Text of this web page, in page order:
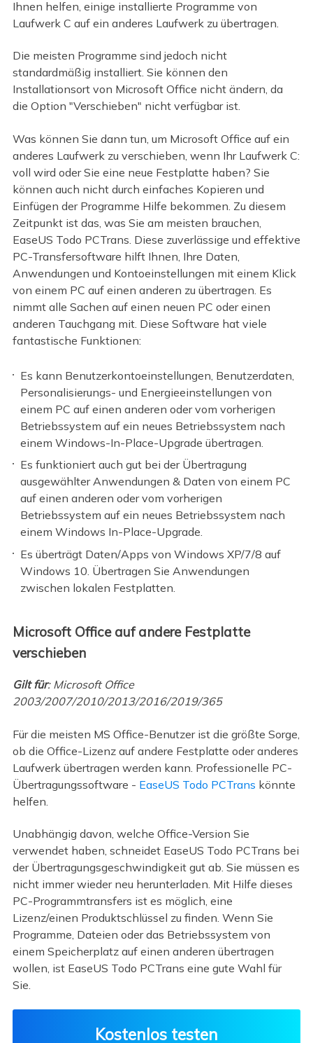
Ihnen helfen, einige installierte Programme von
Laufwerk C auf ein anderes Laufwerk zu übertragen.
Die meisten Programme sind jedoch nicht
standardmäßig installiert. Sie können den
Installationsort von Microsoft Office nicht ändern, da
die Option "Verschieben" nicht verfügbar ist.
Was können Sie dann tun, um Microsoft Office auf ein
anderes Laufwerk zu verschieben, wenn Ihr Laufwerk C:
voll wird oder Sie eine neue Festplatte haben? Sie
können auch nicht durch einfaches Kopieren und
Einfügen der Programme Hilfe bekommen. Zu diesem
Zeitpunkt ist das, was Sie am meisten brauchen,
EaseUS Todo PCTrans. Diese zuverlässige und effektive
PC-Transfersoftware hilft Ihnen, Ihre Daten,
Anwendungen und Kontoeinstellungen mit einem Klick
von einem PC auf einen anderen zu übertragen. Es
nimmt alle Sachen auf einen neuen PC oder einen
anderen Tauchgang mit. Diese Software hat viele
fantastische Funktionen:
Es kann Benutzerkontoeinstellungen, Benutzerdaten,
Personalisierungs- und Energieeinstellungen von
einem PC auf einen anderen oder vom vorherigen
Betriebssystem auf ein neues Betriebssystem nach
einem Windows-In-Place-Upgrade übertragen.
Es funktioniert auch gut bei der Übertragung
ausgewählter Anwendungen & Daten von einem PC
auf einen anderen oder vom vorherigen
Betriebssystem auf ein neues Betriebssystem nach
einem Windows In-Place-Upgrade.
Es überträgt Daten/Apps von Windows XP/7/8 auf
Windows 10. Übertragen Sie Anwendungen
zwischen lokalen Festplatten.
Microsoft Office auf andere Festplatte
verschieben
Gilt für: Microsoft Office
2003/2007/2010/2013/2016/2019/365
Für die meisten MS Office-Benutzer ist die größte Sorge,
ob die Office-Lizenz auf andere Festplatte oder anderes
Laufwerk übertragen werden kann. Professionelle PC-
Übertragungssoftware - EaseUS Todo PCTrans könnte
helfen.
Unabhängig davon, welche Office-Version Sie
verwendet haben, schneidet EaseUS Todo PCTrans bei
der Übertragungsgeschwindigkeit gut ab. Sie müssen es
nicht immer wieder neu herunterladen. Mit Hilfe dieses
PC-Programmtransfers ist es möglich, eine
Lizenz/einen Produktschlüssel zu finden. Wenn Sie
Programme, Dateien oder das Betriebssystem von
einem Speicherplatz auf einen anderen übertragen
wollen, ist EaseUS Todo PCTrans eine gute Wahl für
Sie.
Kostenlos testen